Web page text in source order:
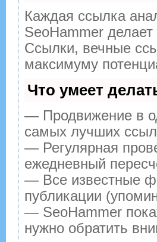
Каждая ссылка
SeoHammer
Ссылки, вечные
максимуму
Что умеет
— Продвижение в
самых лучших
— Регулярная
ежедневный
— Все известные
публикации
— SeoHammer
нужно обратить